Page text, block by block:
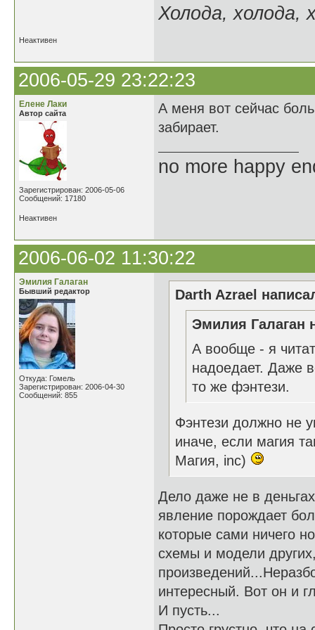
Холода, холода,
Неактивен
2006-05-29 23:22:23
Елене Лаки
Автор сайта
Зарегистрирован: 2006-05-06
Сообщений: 17180
А меня вот сейчас
забирает.
no more happy
Неактивен
2006-06-02 11:30:22
Эмилия Галаган
Бывший редактор
Откуда: Гомель
Зарегистрирован: 2006-04-30
Сообщений: 855
Darth Azrael
Эмилия Галаган
А вообще - я
надоедает. Даже
то же фэнтези.
Фэнтези должно не
иначе, если магия
Магия, inc)
Дело даже не в
явление порождает
которые сами ничего
схемы и модели
интересный. Вот он и
И пусть...